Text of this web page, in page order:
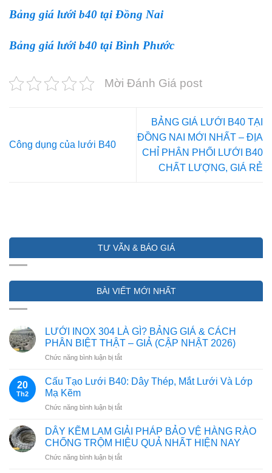
Bảng giá lưới b40 tại Đồng Nai
Bảng giá lưới b40 tại Bình Phước
Mời Đánh Giá post
Công dụng của lưới B40
BẢNG GIÁ LƯỚI B40 TẠI
ĐỒNG NAI MỚI NHẤT – ĐỊA
CHỈ PHÂN PHỐI LƯỚI B40
CHẤT LƯỢNG, GIÁ RẺ
TƯ VẪN & BÁO GIÁ
BÀI VIẾT MỚI NHẤT
LƯỚI INOX 304 LÀ GÌ? BẢNG GIÁ & CÁCH
PHÂN BIỆT THẬT – GIẢ (CẬP NHẬT 2026)
Chức năng bình luận bị tắtở
INOX
GÌ?
GIÁ
&
CÁCH
PHÂN
20
Th2
Cấu Tạo Lưới B40: Dây Thép, Mắt Lưới Và Lớp
Mạ Kẽm
Chức năng bình luận bị tắtở
Tạo
Lưới
B40:
Dây
DÂY KẼM LAM GIẢI PHÁP BẢO VỆ HÀNG RÀO
CHỐNG TRỘM HIỆU QUẢ NHẤT HIỆN NAY
Chức năng bình luận bị tắtở